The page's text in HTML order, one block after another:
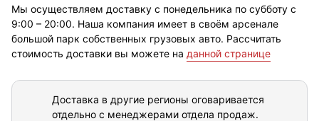
Мы осуществляем доставку с понедельника по субботу с
9:00 – 20:00. Наша компания имеет в своём арсенале
большой парк собственных грузовых авто. Рассчитать
стоимость доставки вы можете на данной странице
Доставка в другие регионы оговаривается
отдельно с менеджерами отдела продаж.